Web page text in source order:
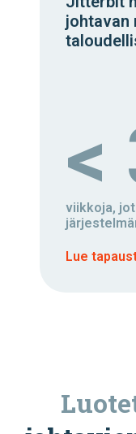
johtavan
<
viikkoja,
Lue